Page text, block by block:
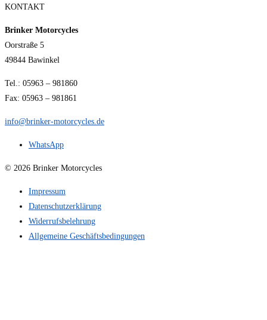
KONTAKT
Brinker Motorcycles
Oorstraße 5
49844 Bawinkel
Tel.: 05963 – 981860
Fax: 05963 – 981861
info@brinker-motorcycles.de
WhatsApp
© 2026 Brinker Motorcycles
Impressum
Datenschutzerklärung
Widerrufsbelehrung
Allgemeine Geschäftsbedingungen